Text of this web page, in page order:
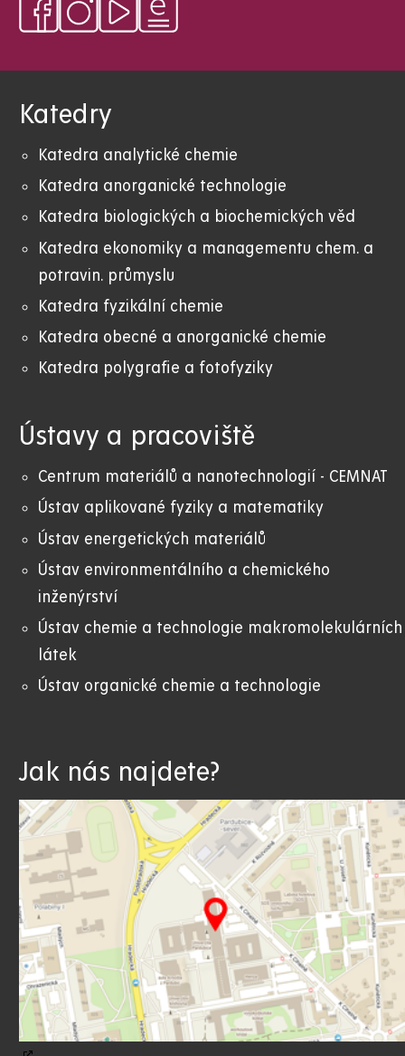
Katedry
Katedra analytické chemie
Katedra anorganické technologie
Katedra biologických a biochemických věd
Katedra ekonomiky a managementu chem. a
potravin. průmyslu
Katedra fyzikální chemie
Katedra obecné a anorganické chemie
Katedra polygrafie a fotofyziky
Ústavy a pracoviště
Centrum materiálů a nanotechnologií - CEMNAT
Ústav aplikované fyziky a matematiky
Ústav energetických materiálů
Ústav environmentálního a chemického
inženýrství
Ústav chemie a technologie makromolekulárních
látek
Ústav organické chemie a technologie
Jak nás najdete?